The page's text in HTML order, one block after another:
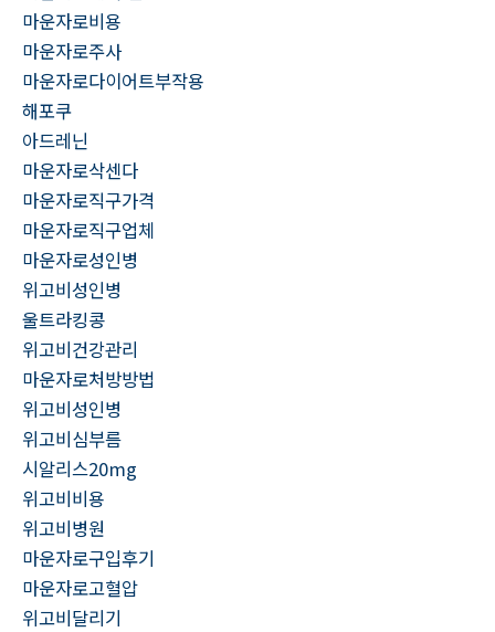
마운자로비용
마운자로주사
마운자로다이어트부작용
해포쿠
아드레닌
마운자로삭센다
마운자로직구가격
마운자로직구업체
마운자로성인병
위고비성인병
울트라킹콩
위고비건강관리
마운자로처방방법
위고비성인병
위고비심부름
시알리스20mg
위고비비용
위고비병원
마운자로구입후기
마운자로고혈압
위고비달리기